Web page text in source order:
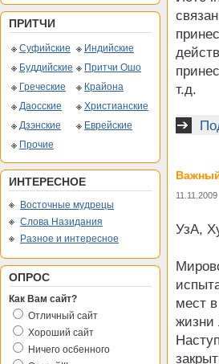
ПРИТЧИ
Суфийские
Индийские
Буддийские
Притчи Ошо
Греческие
Крайона
Даосские
Христианские
Дзэнские
Еврейские
Прочие
ИНТЕРЕСНОЕ
Восточные мудрецы
Слова Назидания
Разное и интересное
ОПРОС
Как Вам сайт?
Отличный сайт
Хороший сайт
Ничего осбенного
т.д.
11.11.2009
УзА,
мест
жизни